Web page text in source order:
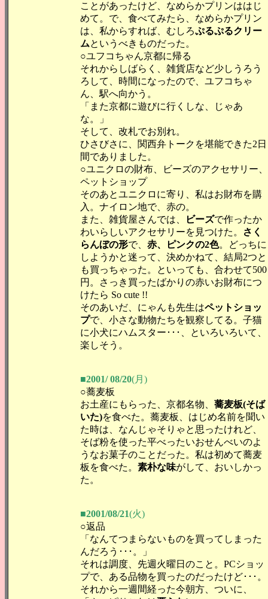
ことがあったけど、なめらかプリンははじ
めて。で、食べてみたら、なめらかプリン
は、私からすれば、むしろぷるぷるクリー
ムというべきものだった。
○ユフコちゃん京都に帰る
それからしばらく、雑貨店など少しうろう
ろして、時間になったので、ユフコちゃ
ん、駅へ向かう。
「また京都に遊びに行くしな、じゃあ
な。」
そして、改札でお別れ。
ひさびさに、関西弁トークを堪能できた2日
間でありました。
○ユニクロの財布、ビーズのアクセサリー、
ペットショップ
そのあとユニクロに寄り、私はお財布を購
入。ナイロン地で、赤の。
また、雑貨屋さんでは、
ビーズで作ったか
わいらしいアクセサリーを見つけた。
さく
らんぼの形で、 赤、ピンクの2色。どっちに
しようかと迷って、決めかねて、結局2つと
も買っちゃった。といっても、合わせて500
円。さっき買ったばかりの赤いお財布につ
けたら So cute !!
そのあいだ、にゃんも先生はペットショッ
プで、小さな動物たちを観察してる。子猫
に小犬にハムスター･･･、といろいろいて、
楽しそう。
■2001/ 08/20(月)
○蕎麦板
お土産にもらった、京都名物、 蕎麦板(そば
いた)を食べた。蕎麦板、はじめ名前を聞い
た時は、なんじゃそりゃと思ったけれど、
そば粉を使った平べったいおせんべいのよ
うなお菓子のことだった。私は初めて蕎麦
板を食べた。 素朴な味がして、おいしかっ
た。
■2001/08/21(火)
○返品
「なんてつまらないものを買ってしまった
んだろう･･･。」
それは調度、先週火曜日のこと。PCショッ
プで、ある品物を買ったのだったけど･･･。
それから一週間経った今朝方、ついに、